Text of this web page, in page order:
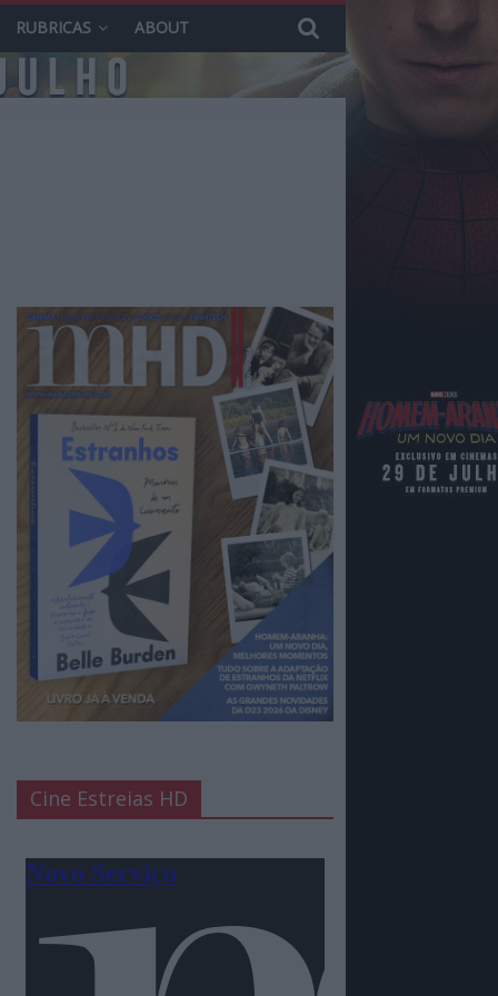
RUBRICAS ABOUT
Cine Estreias HD